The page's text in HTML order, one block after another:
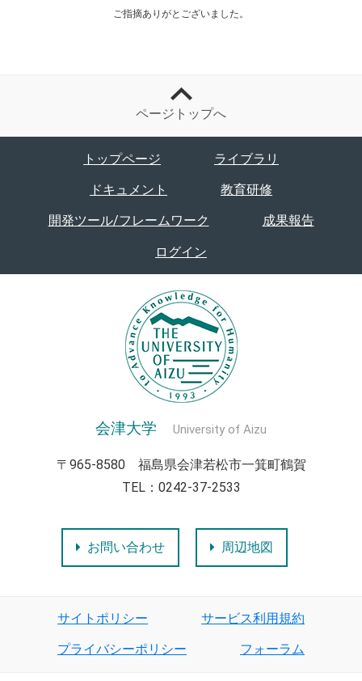
ご指摘ありがとございました。
ページトップへ
トップページ ライブラリ
ドキュメント 教育研修
開発ツール/フレームワーク 成果報告
ログイン
会津大学 University of Aizu
〒965-8580 福島県会津若松市一箕町鶴賀
TEL：0242-37-2533
お問い合わせ 周辺地図
サイトポリシー サービス利用規約
プライバシーポリシー フォーラム